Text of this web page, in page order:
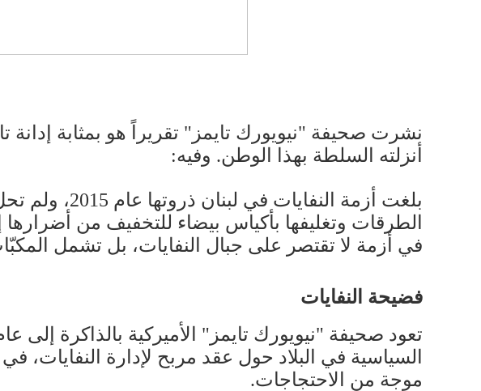
نشرت صحيفة "نيويورك تايمز" تقريراً هو بمثابة إدانة
أنزلته السلطة بهذا الوطن. وفيه:
بلغت أزمة
الطرقات وتغليفها بأكياس بيضاء للتخفيف من
في أزمة لا تقتصر على جبال النفايات، بل تشمل
فضيحة النفايات
السياسية في البلاد حول عقد مربح لإدارة
موجة من الاحتجاجات.